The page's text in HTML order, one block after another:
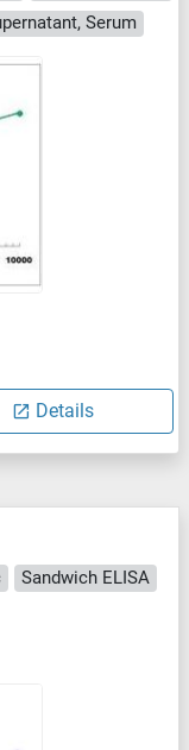
Serum
Details
Sandwich ELISA